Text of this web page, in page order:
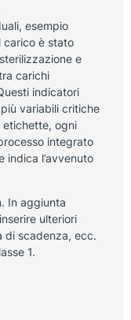
esempio
carico è stato
e
carichi
indicatori
variabili critiche
etichette, ogni
integrato
indica l’avvenuto
In aggiunta
ulteriori
di scadenza, ecc.
1.